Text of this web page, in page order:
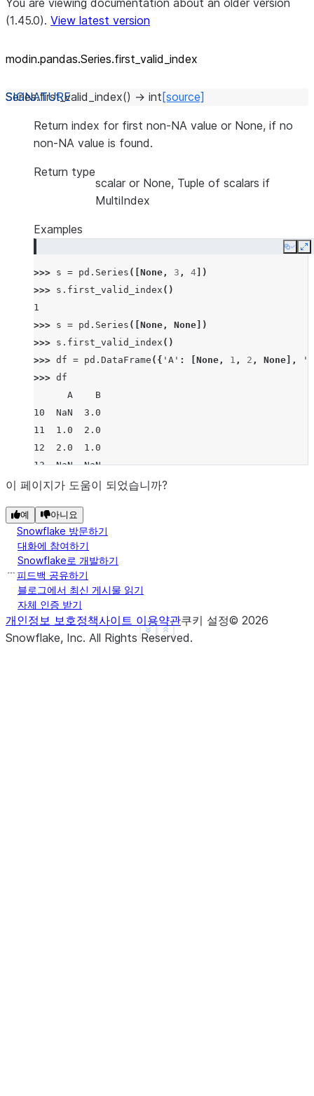
You are viewing documentation about an older version
(1.45.0). View latest version
modin.pandas.Series.first_ valid_ index
Series.first_valid_index() → int [source]
Return index for first non-NA value or None, if no
non-NA value is found.
Return type
scalar or None, Tuple of scalars if
MultiIndex
Examples
Copy
>>> s = pd . Series ([ None , 3 , 4 ])
>>> s . first_valid_index ()
1
>>> s = pd . Series ([ None , None ])
>>> s . first_valid_index ()
>>> df = pd . DataFrame ({ 'A' : None , 1 , 2 , None ],
>>> df
      A    B
10  NaN  3.0
11  1.0  2.0
12  2.0  1.0
13  NaN  NaN
>>> df .first_valid_index
>>> df =
>>> df.first_valid_index
'i'
Show less
See more
이 페이지가 도움이 되었습니까?
예 아니요
Snowflake 방문하기
대화에 참여하기
Snowflake로 개발하기
피드백 공유하기
블로그에서 최신 게시물 읽기
자체 인증 받기
개인정보 보호정책사이트 이용약관쿠키 설정© 2026
Snowflake, Inc. All Rights Reserved.